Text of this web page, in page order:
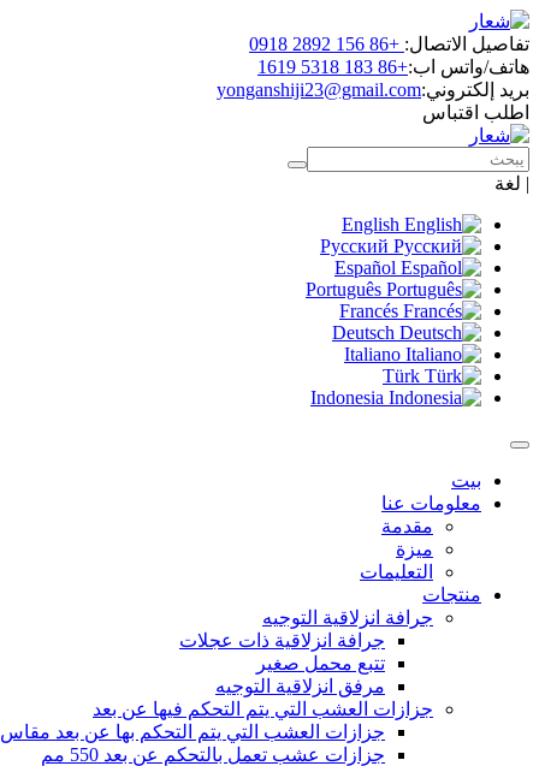
تفاصيل الاتصال: +86 156 2892 0918
هاتف/واتس اب:+86 183 5318 1619
بريد إلكتروني:yonganshiji23@gmail.com
اطلب اقتباس
| لغة
بيت
معلومات عنا
مقدمة
ميزة
التعليمات
منتجات
جرافة انزلاقية التوجيه
جرافة انزلاقية ذات عجلات
تتبع محمل صغير
مرفق انزلاقية التوجيه
جزازات العشب التي يتم التحكم فيها عن بعد
جزازات العشب التي يتم التحكم بها عن بعد مقاس 500 مم
جزازات عشب تعمل بالتحكم عن بعد 550 مم